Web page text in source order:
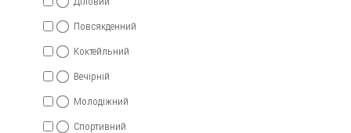
Повсякденний
Коктейльний
Вечірній
Молодіжний
Спортивний